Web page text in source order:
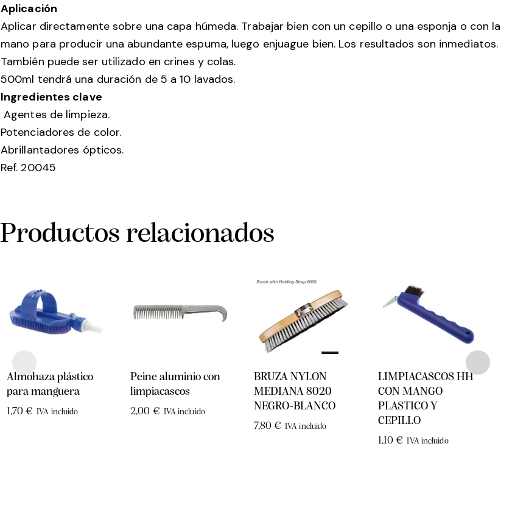
Aplicación
Aplicar directamente sobre una capa húmeda. Trabajar bien con un cepillo o una esponja o con la
mano para producir una abundante espuma, luego enjuague bien. Los resultados son inmediatos.
También puede ser utilizado en crines y colas.
500ml tendrá una duración de 5 a 10 lavados.
Ingredientes clave
Agentes de limpieza.
Potenciadores de color.
Abrillantadores ópticos.
Ref. 20045
Productos relacionados
Almohaza plástico
para manguera
1,70€ IVA incluido
Peine aluminio con
limpiacascos
2,00 € IVA incluido
BRUZA NYLON
MEDIANA 8020
NEGRO-BLANCO
7,80 € IVA incluido
LIMPIACASCOS HH
CON MANGO
PLASTICO Y
CEPILLO
1,10€ IVA incluido